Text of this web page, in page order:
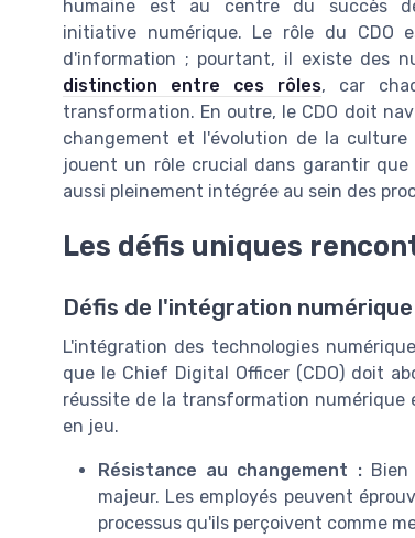
humaine est au centre du succès
initiative numérique. Le rôle du CDO
d'information ; pourtant, il existe des
distinction entre ces rôles, car
transformation. En outre, le CDO doit
changement et l'évolution de la culture
jouent un rôle crucial dans garantir
aussi pleinement intégrée au sein des
Les défis uniques
Défis de l'intégration numérique
L'intégration des technologies
que le Chief Digital Officer (CDO) doit
réussite de la transformation numérique
en jeu.
Résistance au changement :
majeur. Les employés peuvent
processus qu'ils perçoivent comme